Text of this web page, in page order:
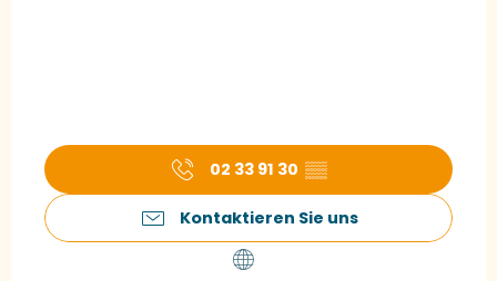
02 33 91 30 ▒▒
Kontaktieren Sie uns